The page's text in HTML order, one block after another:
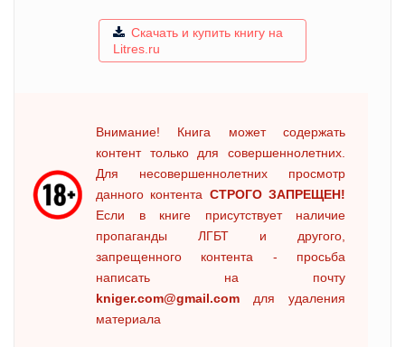
Скачать и купить книгу на
Litres.ru
Внимание! Книга может содержать
контент только для совершеннолетних.
Для несовершеннолетних просмотр
данного контента СТРОГО ЗАПРЕЩЕН!
Если в книге присутствует наличие
пропаганды ЛГБТ и другого,
запрещенного контента - просьба
написать на почту
kniger.com@gmail.com для удаления
материала